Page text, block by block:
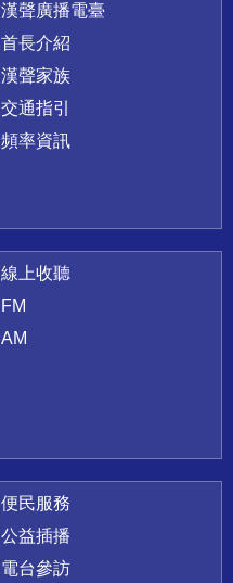
漢聲廣播電臺
首長介紹
漢聲家族
交通指引
頻率資訊
線上收聽
FM
AM
便民服務
公益插播
電台參訪